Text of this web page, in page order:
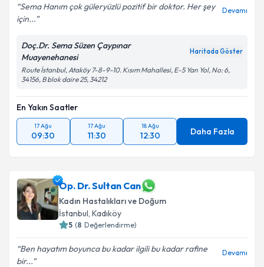
Sema Hanım çok güleryüzlü pozitif bir doktor. Her şey
için...
Devamı
Doç.Dr. Sema Süzen Çaypınar
Muayenehanesi
Haritada Göster
Route İstanbul, Ataköy 7-8-9-10. Kısım Mahallesi, E-5 Yan Yol, No: 6,
34156, B blok daire 25, 34212
En Yakın Saatler
17 Ağu
09:30
17 Ağu
11:30
18 Ağu
12:30 Daha Fazla
Op. Dr. Sultan Can
Kadın Hastalıkları ve Doğum
İstanbul, Kadıköy
5 (8 Değerlendirme)
Ben hayatım boyunca bu kadar ilgili bu kadar rafine
bir...
Devamı